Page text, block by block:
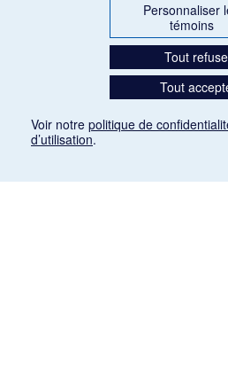
Personnaliser
témoins
Tout
Tout
Voir notre politique de
d’utilisation.